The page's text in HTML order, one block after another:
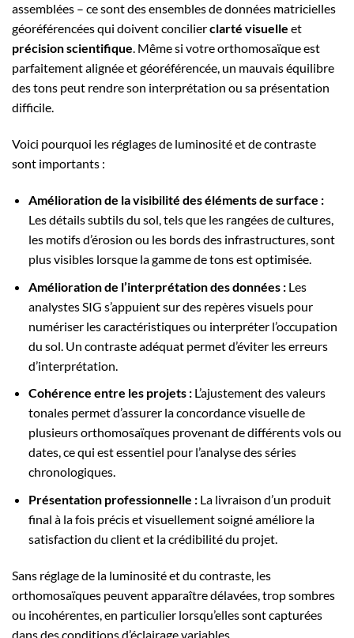
assemblées – ce sont des ensembles de données matricielles
géoréférencées qui doivent concilierclarté visuelle et
précision scientifique. Même si votre orthomosaïque est
parfaitement alignée et géoréférencée, un mauvais équilibre
des tons peut rendre son interprétation ou sa présentation
difficile.
Voici pourquoi les réglages de luminosité et de contraste
sont importants :
Amélioration de la visibilité des éléments de surface :
Les détails subtils du sol, tels que les rangées de cultures,
les motifs d’érosion ou les bords des infrastructures, sont
plus visibles lorsque la gamme de tons est optimisée.
Amélioration de l’interprétation des données :Les
analystes SIG s’appuient sur des repères visuels pour
numériser les caractéristiques ou interpréter l’occupation
du sol. Un contraste adéquat permet d’éviter les erreurs
d’interprétation.
Cohérence entre les projets :L’ajustement des valeurs
tonales permet d’assurer la concordance visuelle de
plusieurs orthomosaïques provenant de différents vols ou
dates, ce qui est essentiel pour l’analyse des séries
chronologiques.
Présentation professionnelle :La livraison d’un produit
final à la fois précis et visuellement soigné améliore la
satisfaction du client et la crédibilité du projet.
Sans réglage de la luminosité et du contraste, les
orthomosaïques peuvent apparaître délavées, trop sombres
ou incohérentes, en particulier lorsqu’elles sont capturées
dans des conditions d’éclairage variables.